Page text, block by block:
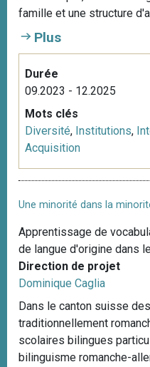
famille et une structure
Plus
Durée
09.2023 - 12.2025
Mots clés
Diversité, Institutions,
Acquisition
Une minorité dans la
Apprentissage de
de langue d'origine dans
Direction de projet
Dominique Caglia
Dans le canton suisse
traditionnellement
scolaires bilingues
bilinguisme romanche-